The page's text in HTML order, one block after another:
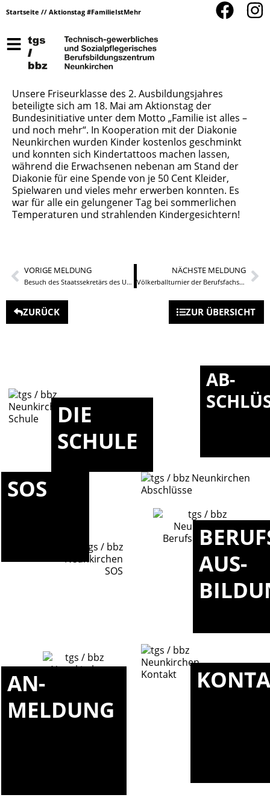
Startseite // Aktionstag #FamilieIstMehr
Unsere Friseurklasse des 2. Ausbildungsjahres
beteiligte sich am 18. Mai am Aktionstag der
Bundesinitiative unter dem Motto „Familie ist alles –
und noch mehr“. In Kooperation mit der Diakonie
Neunkirchen wurden Kinder kostenlos geschminkt
und konnten sich Kindertattoos machen lassen,
während die Erwachsenen nebenan am Stand der
Diakonie für eine Spende von je 50 Cent Kleider,
Spielwaren und vieles mehr erwerben konnten. Es
war für alle ein gelungener Tag bei sommerlichen
Temperaturen und strahlenden Kindergesichtern!
VORIGE MELDUNG
Besuch des Staatssekretärs des Umweltministeriums
NÄCHSTE MELDUNG
Völkerballturnier der Berufsfachschulen des TGS BBZ Neunkirchen
ZURÜCK ZUR ÜBERSICHT
DIE
SCHULE
AB-
SOS
AUS-
AN-
MELDUNG